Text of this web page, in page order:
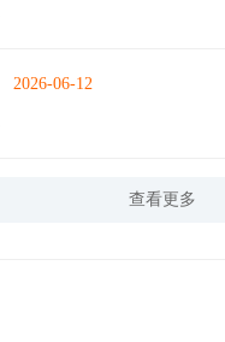
2026-06-12
查看更多